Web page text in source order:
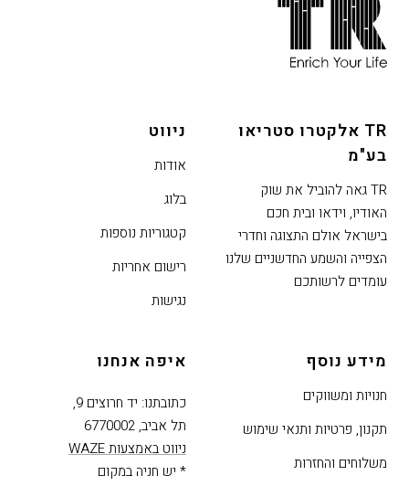
האתר,
באפשרותך
ללחוץ
לדלג
לאזור
הבא
TR אלקטרו סטריאו
בע"מ
TR גאה להוביל את שוק
האודיו, וידאו ובית חכם
בישראל אולם התצוגה וחדרי
הצפייה והשמע החדשניים שלנו
עומדים לרשותכם
ניווט
אודות
בלוג
קטגוריות נוספות
רישום אחריות
נגישות
מידע נוסף
חנויות ומשווקים
תקנון, פרטיות ותנאי שימוש
משלוחים והחזרות
איפה אנחנו
כתובתנו: יד חרוצים 9,
תל אביב, 6770002
ניווט באמצעות WAZE
* יש חניה במקום